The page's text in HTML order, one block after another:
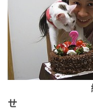
納妮亞
ㄝ